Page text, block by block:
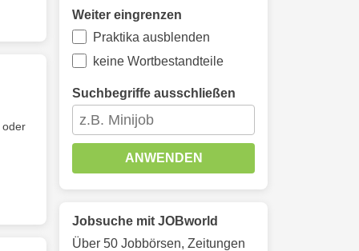
oder
Weiter eingrenzen
Praktika ausblenden
keine Wortbestandteile
Suchbegriffe ausschließen
ANWENDEN
Jobsuche mit JOBworld
Über 50 Jobbörsen, Zeitungen